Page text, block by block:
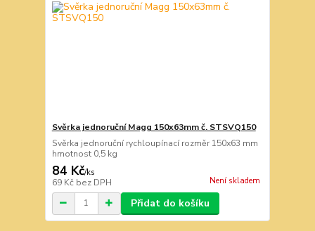
Svěrka jednoruční Magg 150x63mm č. STSVQ150
Svěrka jednoruční rychloupínací rozměr 150x63 mm
hmotnost 0,5 kg
84 Kč/ks
69 Kč bez DPH Není skladem
Přidat do košíku